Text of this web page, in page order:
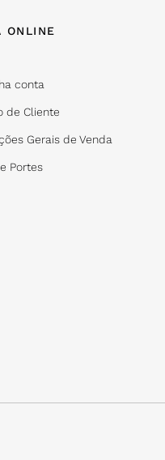
ONLINE
conta
de Cliente
Gerais de Venda
Portes